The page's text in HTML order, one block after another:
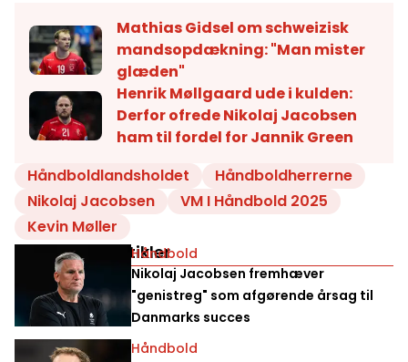
Mathias Gidsel om schweizisk
mandsopdækning: "Man mister
glæden"
Henrik Møllgaard ude i kulden:
Derfor ofrede Nikolaj Jacobsen
ham til fordel for Jannik Green
Håndboldlandsholdet
Håndboldherrerne
Nikolaj Jacobsen
VM I Håndbold 2025
Kevin Møller
Relaterede artikler
Håndbold
Nikolaj Jacobsen fremhæver
"genistreg" som afgørende årsag til
Danmarks succes
Håndbold